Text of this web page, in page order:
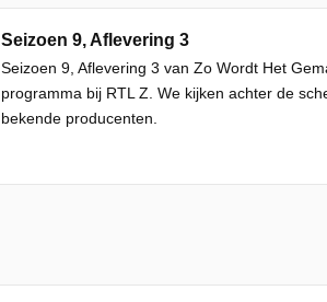
Seizoen 9, Aflevering 3
Seizoen 9, Aflevering 3 van Zo Wordt Het
programma bij RTL Z. We kijken achter de
bekende producenten.